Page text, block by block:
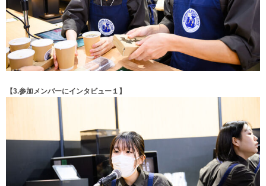
【3.参加メンバーにインタビュー１】